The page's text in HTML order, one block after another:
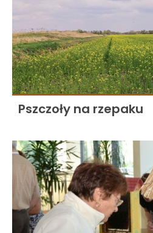
Pszczoły na rzepaku